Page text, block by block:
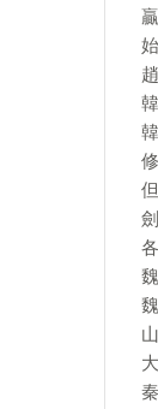
韓
魏
秦